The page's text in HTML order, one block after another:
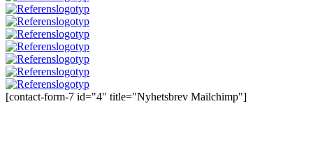
[contact-form-7 id="4" title="Nyhetsbrev Mailchimp"]